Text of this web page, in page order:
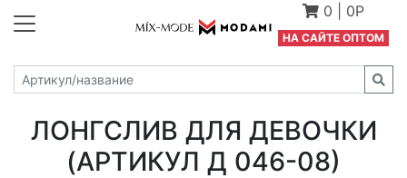
0 0Р
НА САЙТЕ ОПТОМ
ЛОНГСЛИВ ДЛЯ ДЕВОЧКИ
(АРТИКУЛ Д 046-08)